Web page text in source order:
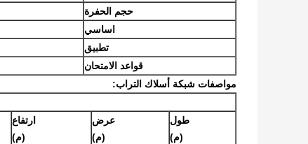
حجم الحفرة
اساسي
تطبيق
قواعد الامتحان
مواصفات شبكة أسلاك التراب:
طول
(م)
عرض
(م)
ارتفاع
(م)